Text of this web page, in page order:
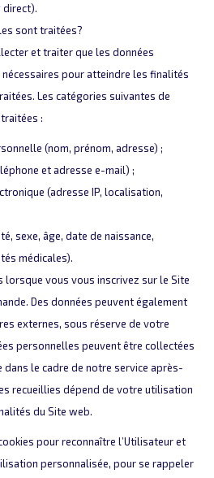
direct).
sont traitées?
et traiter que les données
pour atteindre les finalités
Les catégories suivantes de
:
(nom, prénom, adresse) ;
et adresse e-mail) ;
(adresse IP, localisation,
sexe, âge, date de naissance,
médicales).
lorsque vous vous inscrivez sur le Site
Des données peuvent également
externes, sous réserve de votre
personnelles peuvent être collectées
le cadre de notre service après-
recueillies dépend de votre utilisation
du Site web.
pour reconnaître l’Utilisateur et
personnalisée, pour se rappeler